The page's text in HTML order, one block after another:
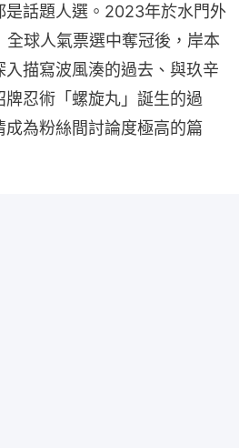
是話題人選。2023年於水門外
球人氣票選中奪冠後，岸本
描寫波風湊的過去、與玖辛
忍術「螺旋丸」誕生的過
為粉絲間討論度極高的篇